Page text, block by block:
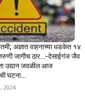
अज्ञात वाहनाच्या धडकेत १४
तरुणी जागीच ठार…-देसाईगंज जैव
उद्यान जवळील आज
घटना…
2024